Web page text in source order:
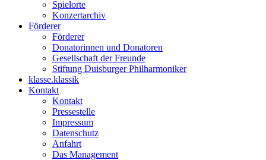
Spielorte
Konzertarchiv
Förderer
Förderer
Donatorinnen und Donatoren
Gesellschaft der Freunde
Stiftung Duisburger Philharmoniker
klasse.klassik
Kontakt
Kontakt
Pressestelle
Impressum
Datenschutz
Anfahrt
Das Management